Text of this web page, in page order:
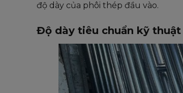
độ dày của phôi thép đầu vào.
Độ dày tiêu chuẩn kỹ thuật